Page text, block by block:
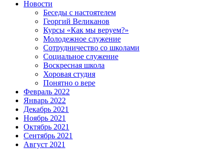
Новости
Беседы с настоятелем
Георгий Великанов
Курсы «Как мы веруем?»
Молодежное служение
Сотрудничество со школами
Социальное служение
Воскресная школа
Хоровая студия
Понятно о вере
Февраль 2022
Январь 2022
Декабрь 2021
Ноябрь 2021
Октябрь 2021
Сентябрь 2021
Август 2021